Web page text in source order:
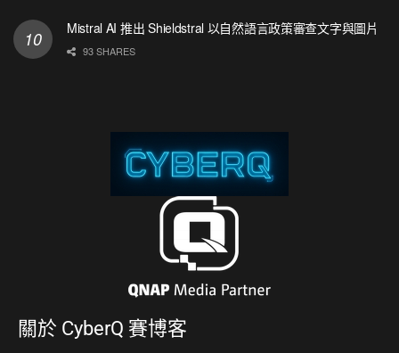
Mistral AI 推出 Shieldstral 以自然語言政策審查文字與圖片
93 SHARES
關於 CyberQ 賽博客